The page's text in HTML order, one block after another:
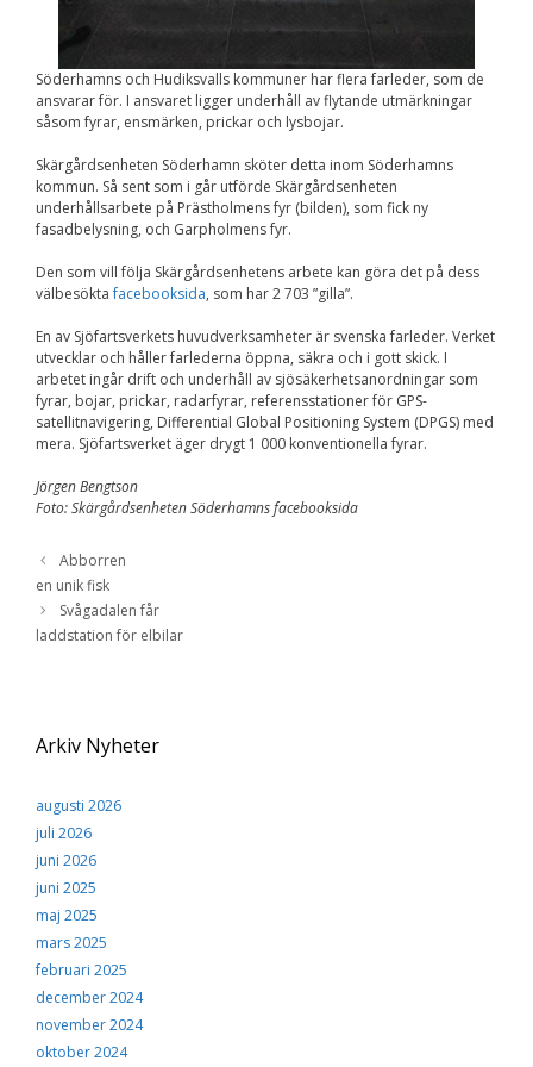
Söderhamns och Hudiksvalls kommuner har flera farleder, som de
ansvarar för. I ansvaret ligger underhåll av flytande utmärkningar
såsom fyrar, ensmärken, prickar och lysbojar.
Skärgårdsenheten Söderhamn sköter detta inom Söderhamns
kommun. Så sent som i går utförde Skärgårdsenheten
underhållsarbete på Prästholmens fyr (bilden), som fick ny
fasadbelysning, och Garpholmens fyr.
Den som vill följa Skärgårdsenhetens arbete kan göra det på dess
välbesöktafacebooksida, som har 2 703 ”gilla”.
En av Sjöfartsverkets huvudverksamheter är svenska farleder. Verket
utvecklar och håller farlederna öppna, säkra och i gott skick. I
arbetet ingår drift och underhåll av sjösäkerhetsanordningar som
fyrar, bojar, prickar, radarfyrar, referensstationer för GPS-
satellitnavigering, Differential Global Positioning System (DPGS) med
mera. Sjöfartsverket äger drygt 1 000 konventionella fyrar.
Jörgen Bengtson
Foto: Skärgårdsenheten Söderhamns facebooksida
Abborren
en unik fisk
Svågadalen får
laddstation för elbilar
Arkiv Nyheter
augusti 2026
juli 2026
juni 2026
juni 2025
maj 2025
mars 2025
februari 2025
december 2024
november 2024
oktober 2024
För att vår
prestera så bra
som möjligt
under ditt
besök. Om du
kakorna
kommer viss
funktionalitet
hemsidan.
Marknadsföring
Genom att dela med
dig av dina intressen
och ditt beteende när
du surfar ökar du
chansen att få se
erbjudanden.